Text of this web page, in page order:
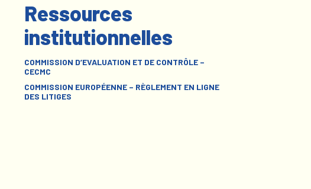
Ressources
institutionnelles
COMMISSION D’EVALUATION ET DE CONTRÔLE –
CECMC
COMMISSION EUROPÉENNE – RÈGLEMENT EN LIGNE
DES LITIGES